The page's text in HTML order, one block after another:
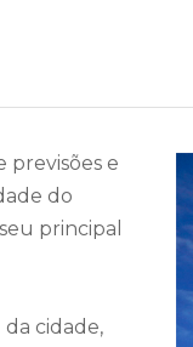
previsões e
do
principal
cidade,